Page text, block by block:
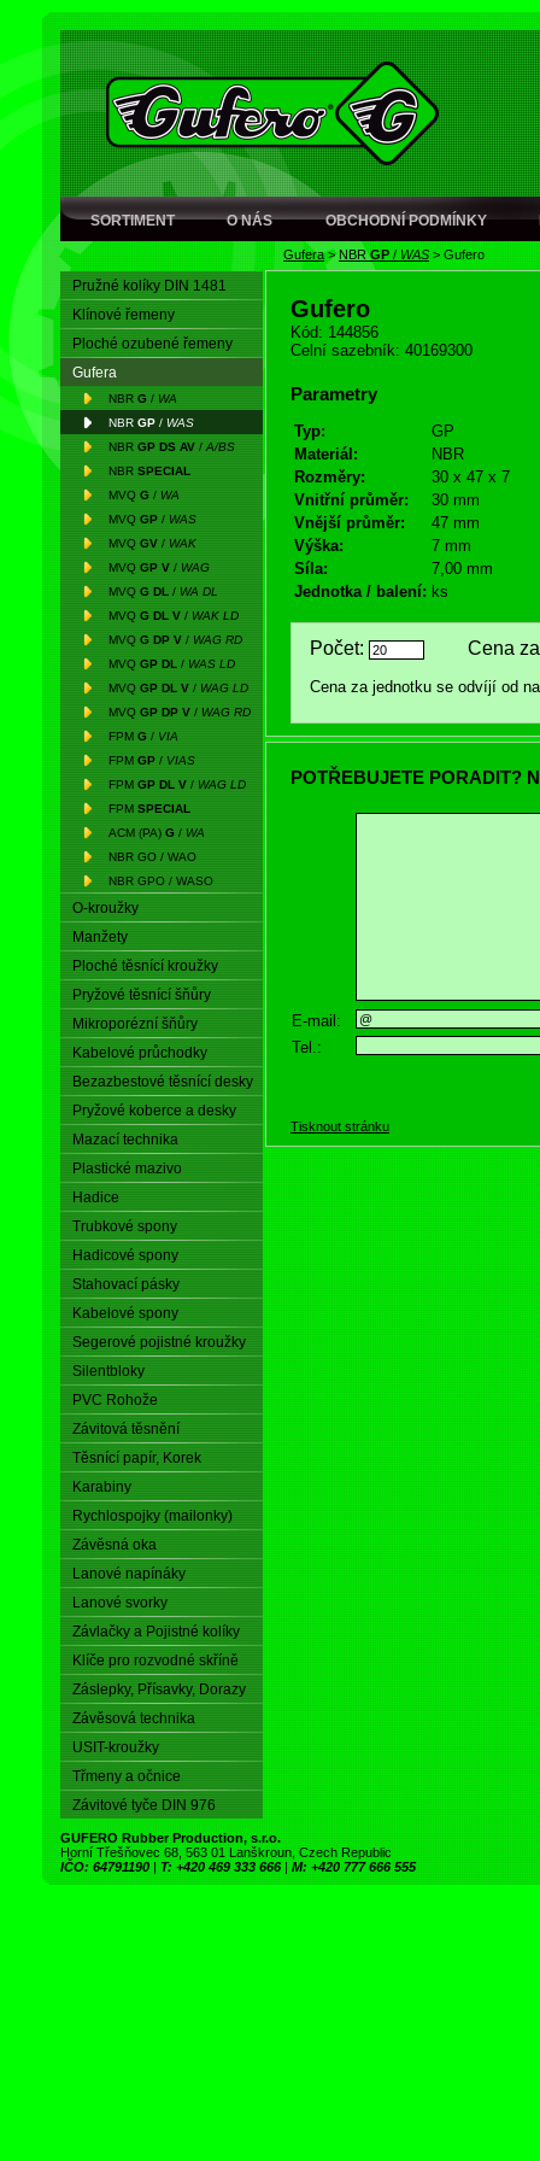
SORTIMENT O NÁS OBCHODNÍ PODMÍNKY
Gufera> NBRGP / WAS > Gufero
Pružné kolíky DIN 1481
Klínové řemeny
Ploché ozubené řemeny
Gufera
NBR G / WA
NBR GP / WAS
NBR GP DS AV / A/BS
NBR SPECIAL
MVQ G / WA
MVQ GP / WAS
MVQ GV / WAK
MVQ GP V / WAG
MVQ G DL / WA DL
MVQ G DL V / WAK LD
MVQ G DP V / WAG RD
MVQ GP DL / WAS LD
MVQ GP DL V / WAG LD
MVQ GP DP V / WAG RD
FPM G / VIA
FPM GP / VIAS
FPM GP DL V / WAG LD
FPM SPECIAL
ACM (PA) G / WA
NBR GO / WAO
NBR GPO / WASO
O-kroužky
Manžety
Ploché těsnící kroužky
Pryžové těsnící šňůry
Mikroporézní šňůry
Kabelové průchodky
Bezazbestové těsnící desky
Pryžové koberce a desky
Mazací technika
Plastické mazivo
Hadice
Trubkové spony
Hadicové spony
Stahovací pásky
Kabelové spony
Segerové pojistné kroužky
Silentbloky
PVC Rohože
Závitová těsnění
Těsnící papír, Korek
Karabiny
Rychlospojky (mailonky)
Závěsná oka
Lanové napínáky
Lanové svorky
Závlačky a Pojistné kolíky
Klíče pro rozvodné skříně
Záslepky, Přísavky, Dorazy
Závěsová technika
USIT-kroužky
Třmeny a očnice
Závitové tyče DIN 976
Gufero
Kód: 144856
Celní sazebník: 40169300
Parametry
Typ:
GP
Materiál:
NBR
Rozměry:
30 x 47 x 7
Vnitřní průměr:
30 mm
Vnější průměr:
47 mm
Výška:
7 mm
Síla:
7,00 mm
Jednotka / balení: ks
Počet: Cena za
Cena za jednotku se odvíjí od
POTŘEBUJETE PORADIT?
E-mail:
Tel.:
Tisknout stránku
GUFERO Rubber Production, s.r.o.
Horní Třešňovec 68, 563 01 Lanškroun, Czech Republic
IČO: 64791190 | T: +420 469 333 666 | M: +420 777 666 555